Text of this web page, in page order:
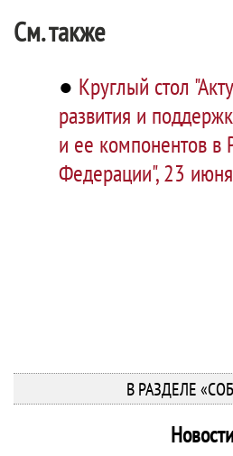
См. также
● Круглый стол
развития и
и ее компонентов в
Федерации", 23
В РАЗДЕЛЕ